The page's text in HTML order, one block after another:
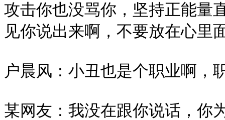
攻击你也没骂你，坚持正能量
见你说出来啊，不要放在心里
户晨风：小丑也是个职业啊，
某网友：我没在跟你说话，你